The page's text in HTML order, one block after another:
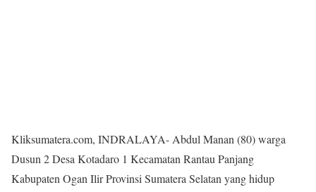
Kliksumatera.com, INDRALAYA- Abdul Manan (80) warga
Dusun 2 Desa Kotadaro 1 Kecamatan Rantau Panjang
Kabupaten Ogan Ilir Provinsi Sumatera Selatan yang hidup